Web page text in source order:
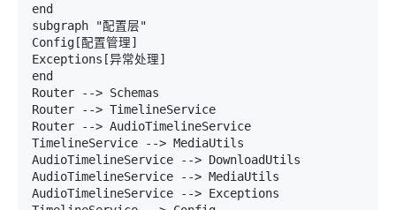
end
subgraph "配置层"
Config[配置管理]
Exceptions[异常处理]
end
Router --> Schemas
Router --> TimelineService
Router --> AudioTimelineService
TimelineService --> MediaUtils
AudioTimelineService --> DownloadUtils
AudioTimelineService --> MediaUtils
AudioTimelineService --> Exceptions